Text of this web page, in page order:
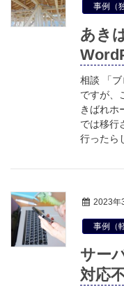
事例（
あき
相談 「
ですが、
きばれホ
では移行
行ったら
2023年
事例（
サー
対応